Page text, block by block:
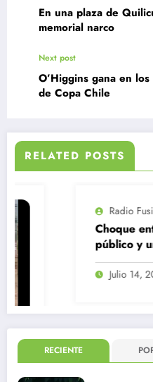
En una plaza de
memorial narco
Next post
O’Higgins gana en los penales y elimina a la U
de Copa Chile
RELATED POSTS
Radio Fusión 0
Choque entre un
público y una
Julio 14, 2026
RECIENTE